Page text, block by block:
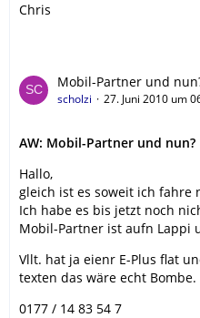
Chris
Mobil-Partner und
scholzi 27. Juni 2010 um
AW: Mobil-Partner und nun?
Hallo,
gleich ist es soweit ich fahre
Ich habe es bis jetzt noch
Mobil-Partner ist aufn Lappi
Vllt. hat ja eienr E-Plus flat
texten das wäre echt Bombe.
0177 / 14 83 54 7